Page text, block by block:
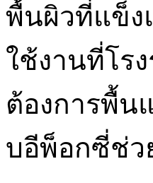
พื้นผิวที่แข็ง
ใช้งานที่โร
ต้องการพื้น
บอีพ็อกซี่ช่ว